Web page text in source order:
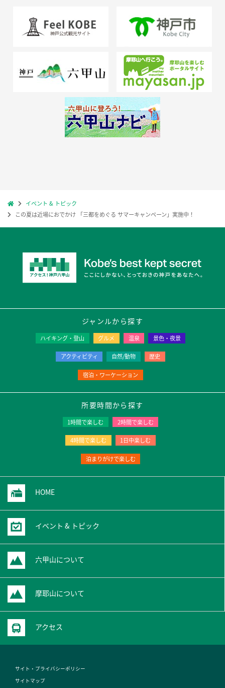
イベント & トピック
この夏は近場におでかけ 「三都をめぐる サマーキャンペーン」実施中！
ジャンルから探す
ハイキング・登山 グルメ 温泉 景色・夜景
アクティビティ 自然/動物 歴史
宿泊・ワーケーション
所要時間から探す
1時間で楽しむ 2時間で楽しむ
4時間で楽しむ 1日中楽しむ
泊まりがけで楽しむ
HOME
イベント & トピック
六甲山について
摩耶山について
アクセス
サイト・プライバシーポリシー
サイトマップ